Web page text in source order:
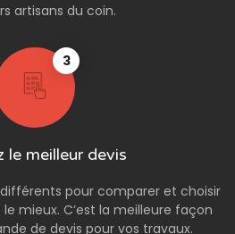
artisans du coin.
3
le meilleur devis
différents pour comparer et choisir
mieux. C’est la meilleure façon
de devis pour vos travaux.